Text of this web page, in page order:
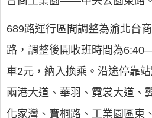
689路運行區間調整為渝北台
路，調整後開收班時間為
車2元，納入換乘。沿途停靠
兩港大道、華羽、霓裳大道、
化家灣、寶桐路、工業園區東